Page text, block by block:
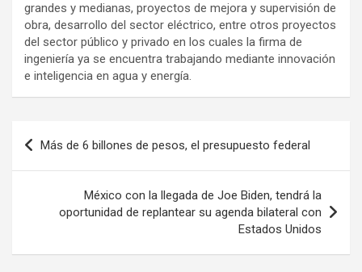
grandes y medianas, proyectos de mejora y supervisión de
obra, desarrollo del sector eléctrico, entre otros proyectos
del sector público y privado en los cuales la firma de
ingeniería ya se encuentra trabajando mediante innovación
e inteligencia en agua y energía.
Navegación
de
entradas
Más de 6 billones de pesos, el presupuesto federal
México con la llegada de Joe Biden, tendrá la
oportunidad de replantear su agenda bilateral con
Estados Unidos